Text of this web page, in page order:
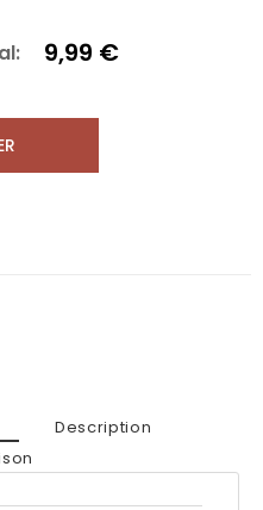
9,99 €
Description